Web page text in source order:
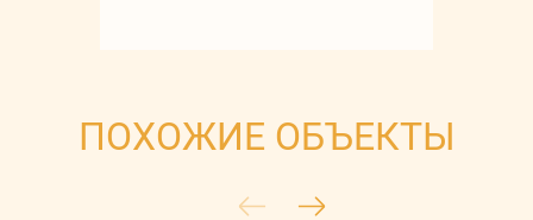
ПОХОЖИЕ ОБЪЕКТЫ